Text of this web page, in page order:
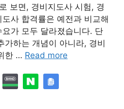
보면, 경비지도사 시험, 경
사 합격률은 예전과 비교해
가 모두 달라졌습니다. 단
가하는 개념이 아니라, 경비
한 … Read more